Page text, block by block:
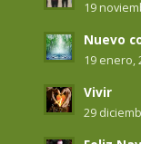
19
Nuevo
19 enero,
Vivir
29